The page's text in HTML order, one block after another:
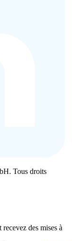
Tous droits
des mises à